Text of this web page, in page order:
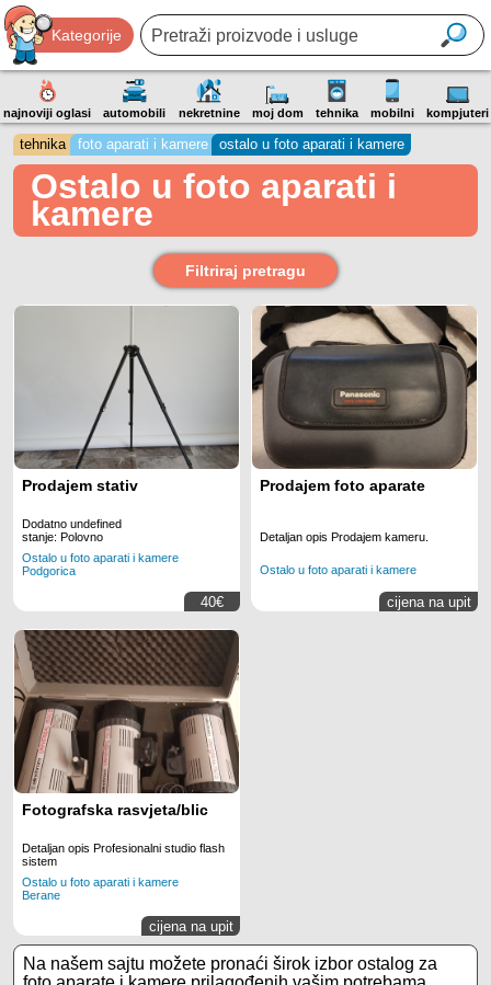
Kategorije
najnoviji oglasi automobili nekretnine moj dom tehnika mobilni kompjuteri
tehnika foto aparati i kamere ostalo u foto aparati i kamere
Ostalo u foto aparati i
kamere
Filtriraj pretragu
Prodajem stativ
Dodatno undefined
stanje: Polovno
Ostalo u foto aparati i kamere
Podgorica
40€
Prodajem foto aparate
Detaljan opis Prodajem kameru.
Ostalo u foto aparati i kamere
cijena na upit
Fotografska rasvjeta/blic
Detaljan opis Profesionalni studio flash
sistem
Ostalo u foto aparati i kamere
Berane
cijena na upit
Na našem sajtu možete pronaći širok izbor ostalog za